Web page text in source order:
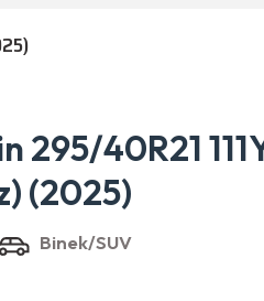
295/40R21
(2025)